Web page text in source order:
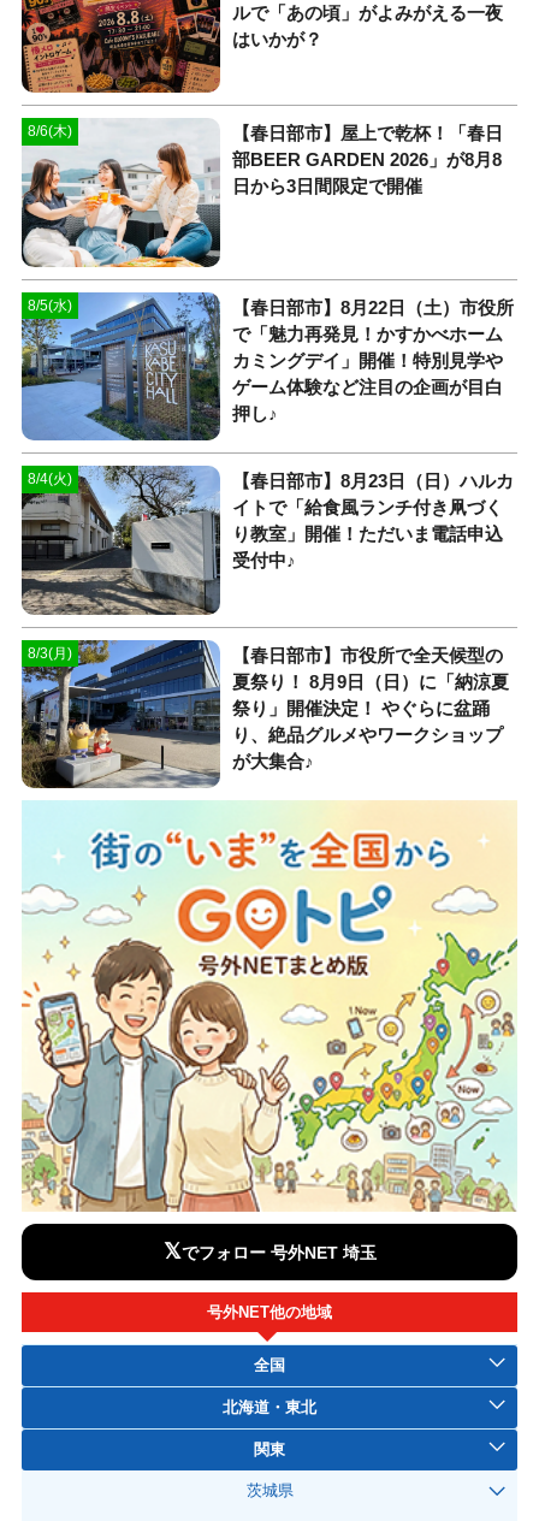
ルで「あの頃」がよみがえる一夜
はいかが？
8/6(木)
【春日部市】屋上で乾杯！「春日
部BEER GARDEN 2026」が8月8
日から3日間限定で開催
8/5(水)
【春日部市】8月22日（土）市役所
で「魅力再発見！かすかべホーム
カミングデイ」開催！特別見学や
ゲーム体験など注目の企画が目白
押し♪
8/4(火)
【春日部市】8月23日（日）ハルカ
イトで「給食風ランチ付き凧づく
り教室」開催！ただいま電話申込
受付中♪
8/3(月)
【春日部市】市役所で全天候型の
夏祭り！ 8月9日（日）に「納涼夏
祭り」開催決定！ やぐらに盆踊
り、絶品グルメやワークショップ
が大集合♪
𝕏でフォロー 号外NET 埼玉
号外NET他の地域
全国
北海道・東北
関東
茨城県